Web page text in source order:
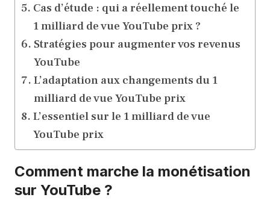
Cas d’étude : qui a réellement touché le
1 milliard de vue YouTube prix ?
Stratégies pour augmenter vos revenus
YouTube
L’adaptation aux changements du 1
milliard de vue YouTube prix
L’essentiel sur le 1 milliard de vue
YouTube prix
Comment marche la monétisation
sur YouTube ?